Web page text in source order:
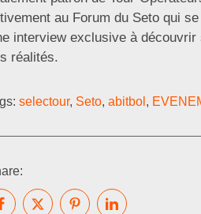
au Forum du Seto qui
interview exclusive à découvrir
réalités.
selectour, Seto,abitbol ,